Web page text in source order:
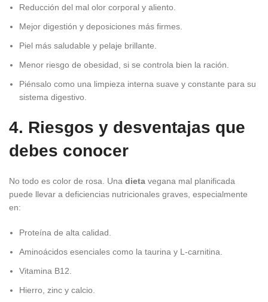
Reducción del mal olor corporal y aliento.
Mejor digestión y deposiciones más firmes.
Piel más saludable y pelaje brillante.
Menor riesgo de obesidad, si se controla bien la ración.
Piénsalo como una limpieza interna suave y constante para su
sistema digestivo.
4. Riesgos y desventajas que
debes conocer
No todo es color de rosa. Una dieta vegana mal planificada
puede llevar a deficiencias nutricionales graves, especialmente
en:
Proteína de alta calidad.
Aminoácidos esenciales como la taurina y L-carnitina.
Vitamina B12.
Hierro, zinc y calcio.